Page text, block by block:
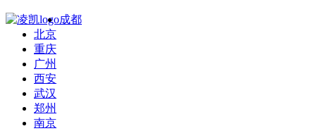
成都
北京
重庆
广州
西安
武汉
郑州
南京